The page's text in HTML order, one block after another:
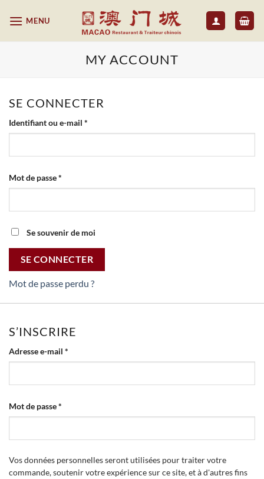
MENU
MY ACCOUNT
SE CONNECTER
Identifiant ou e-mail *
Mot de passe*
Se souvenir de moi
SE CONNECTER
Mot de passe perdu ?
S’INSCRIRE
Adresse e-mail *
Mot de passe*
Vos données personnelles seront utilisées pour traiter votre
commande, soutenir votre expérience sur ce site, et à d'autres fins